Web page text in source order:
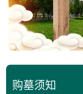
购墓须知